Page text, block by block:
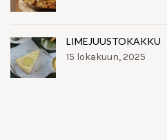
LIMEJUUSTOKAKKU
15 lokakuun, 2025